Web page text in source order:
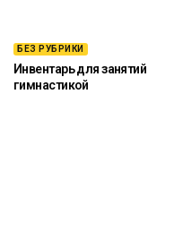
БЕЗ РУБРИКИ
Инвентарь для занятий
гимнастикой